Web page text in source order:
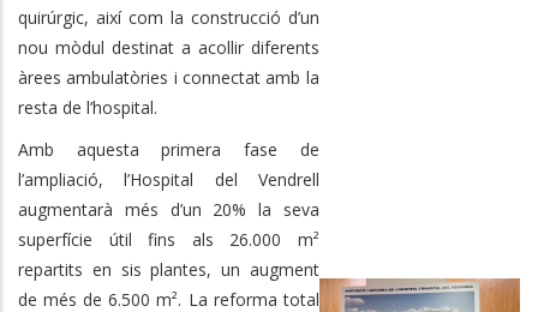
quirúrgic, així com la construcció d’un
nou mòdul destinat a acollir diferents
àrees ambulatòries i connectat amb la
resta de l’hospital.
Amb aquesta primera fase de
l’ampliació, l’Hospital del Vendrell
augmentarà més d’un 20% la seva
superfície útil fins als 26.000 m²
repartits en sis plantes, un augment
de més de 6.500 m². La reforma total